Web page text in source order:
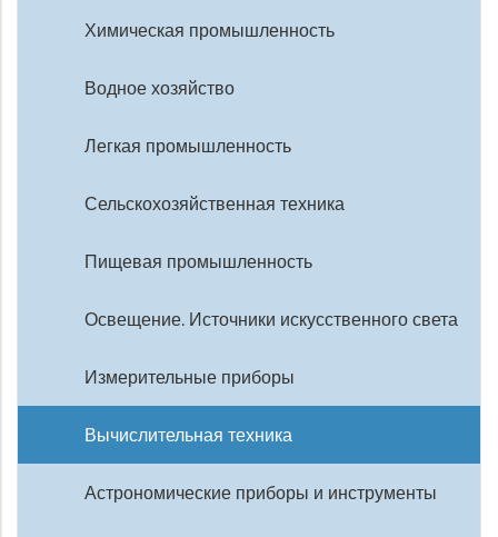
Химическая промышленность
Водное хозяйство
Легкая промышленность
Сельскохозяйственная техника
Пищевая промышленность
Освещение. Источники искусственного света
Измерительные приборы
Вычислительная техника
Астрономические приборы и инструменты